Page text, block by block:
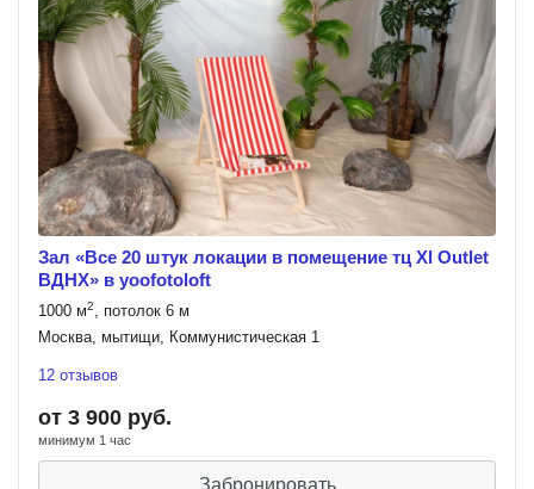
Зал «Все 20 штук локации в помещение тц Xl Outlet
ВДНХ» в yoofotoloft
1000 м2, потолок 6 м
Москва, мытищи, Коммунистическая 1
12 отзывов
от 3 900 руб.
минимум 1 час
Забронировать